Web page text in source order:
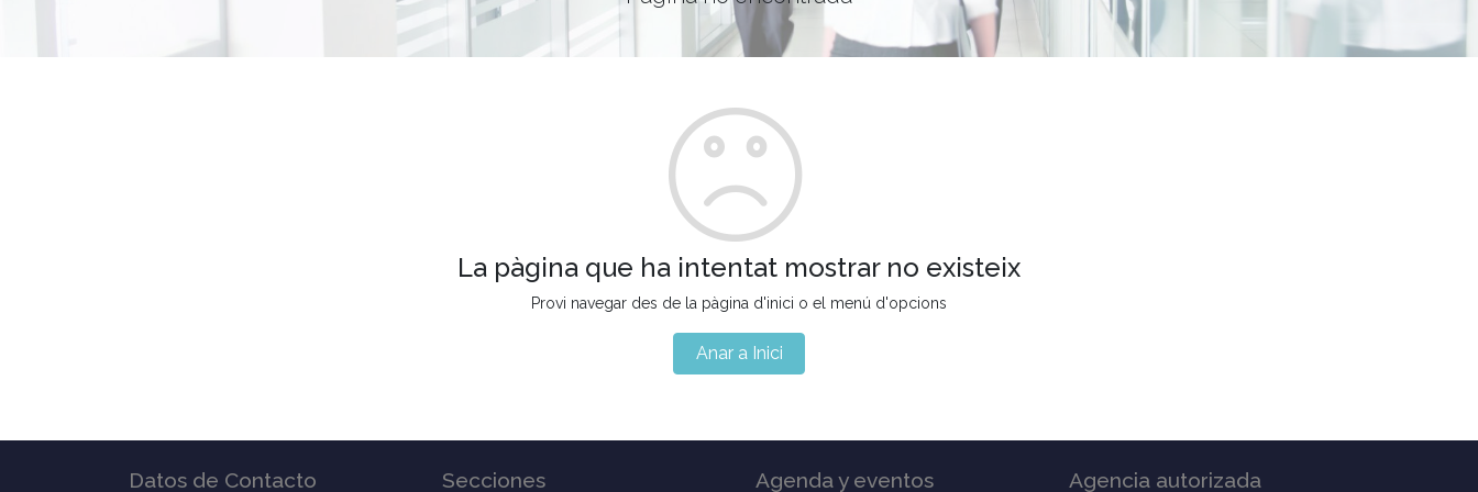
La pàgina que ha intentat mostrar no existeix
Provi navegar des de la pàgina d'inici o el menú d'opcions
Anar a Inici
Datos de Contacto Secciones Agenda y eventos Agencia autorizada